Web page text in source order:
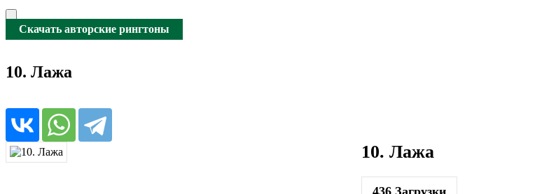
Скачать авторские рингтоны
10. Лажа
10. Лажа
436 Загрузки